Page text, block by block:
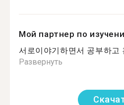
Мой партнер по
서로이야기하면서 공부하고
Развернуть